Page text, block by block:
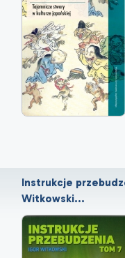
Instrukcje
Witkowski...